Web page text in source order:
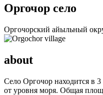
Оргочор село
Оргочорский айыльный
about
Село Оргочор находится в
от уровня моря. Общая